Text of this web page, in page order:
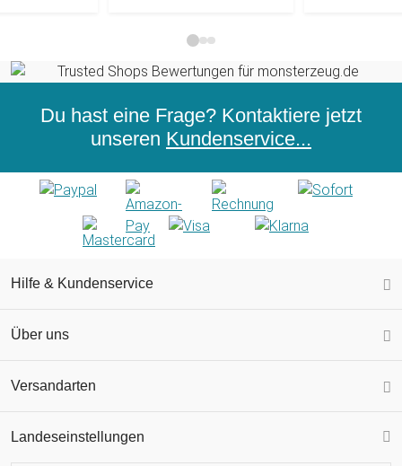
Du hast eine Frage? Kontaktiere jetzt
unseren Kundenservice...
Hilfe & Kundenservice
Über uns
Versandarten
Landeseinstellungen